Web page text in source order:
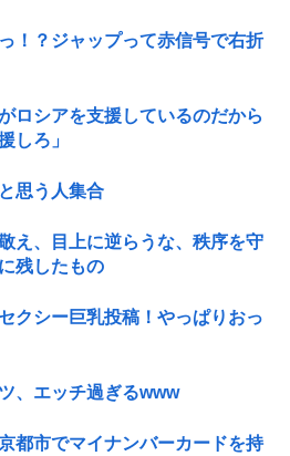
！？ジャップって赤信号で右折
ロシアを支援しているのだから
しろ」
思う人集合
え、目上に逆らうな、秩序を守
残したもの
クシー巨乳投稿！やっぱりおっ
、エッチ過ぎるwww
都市でマイナンバーカードを持